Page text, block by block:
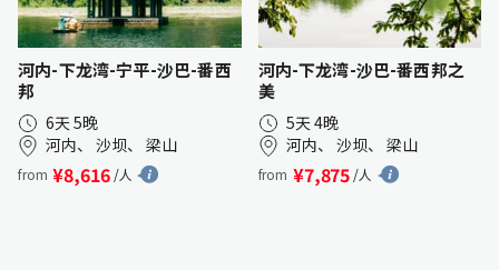
河内-下龙湾-宁平-沙巴-番西
邦
6天 5晚
河内、 沙坝、 梁山
from ¥8,616 /人
河内-下龙湾-沙巴-番西邦之
美
5天 4晚
河内、 沙坝、 梁山
from ¥7,875 /人